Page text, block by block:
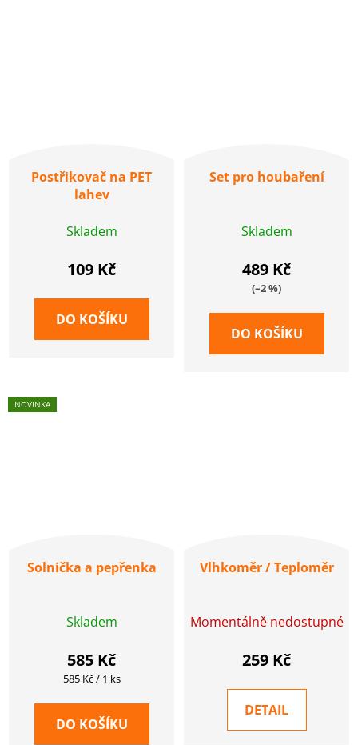
Postřikovač na PET
lahev
Skladem
109 Kč
DO KOŠÍKU
Set pro houbaření
Skladem
489 Kč
(–2 %)
DO KOŠÍKU
NOVINKA
Solnička a pepřenka
Skladem
585 Kč
Měrná
585 Kč / 1 ks
DO KOŠÍKU
Vlhkoměr / Teploměr
Momentálně nedostupné
259 Kč
DETAIL